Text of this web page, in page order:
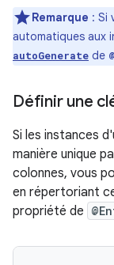
Remarque : Si
automatiques aux
autoGenerate de
Définir une
Si les instances
manière unique
colonnes, vous
en répertoriant
propriété de